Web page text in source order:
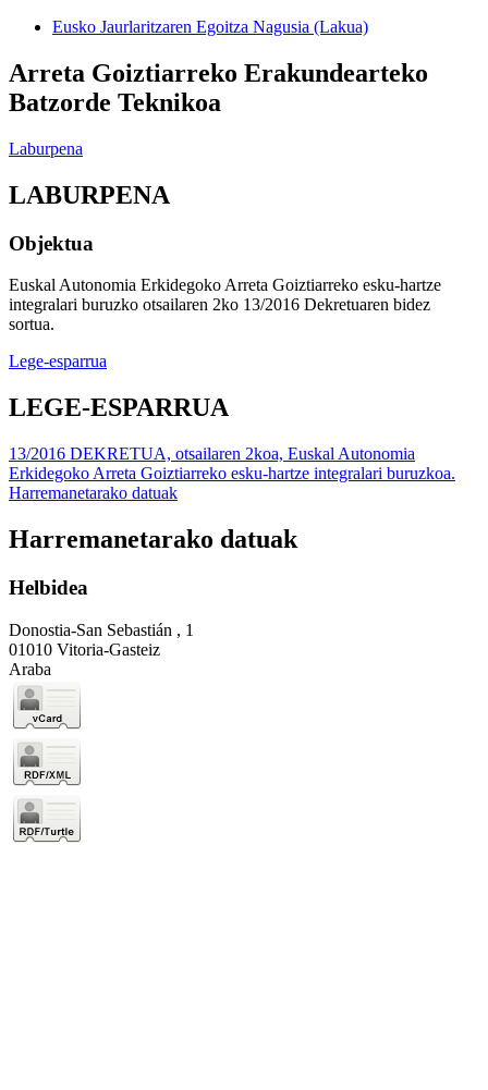
Eusko Jaurlaritzaren Egoitza Nagusia (Lakua)
Arreta Goiztiarreko Erakundearteko
Batzorde Teknikoa
Laburpena
LABURPENA
Objektua
Euskal Autonomia Erkidegoko Arreta Goiztiarreko esku-hartze
integralari buruzko otsailaren 2ko 13/2016 Dekretuaren bidez
sortua.
Lege-esparrua
LEGE-ESPARRUA
13/2016 DEKRETUA, otsailaren 2koa, Euskal Autonomia
Erkidegoko Arreta Goiztiarreko esku-hartze integralari buruzkoa.
Harremanetarako datuak
Harremanetarako datuak
Helbidea
Donostia-San Sebastián , 1
01010 Vitoria-Gasteiz
Araba